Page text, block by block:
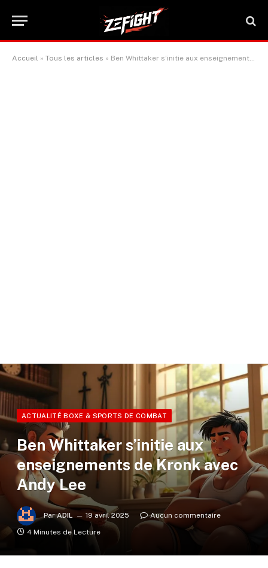
Accueil » Tous les articles » Ben Whittaker s’initie aux enseignements de Kronk avec Andy Lee
ACTUALITÉ BOXE & SPORTS DE COMBAT
Ben Whittaker s’initie aux
enseignements de Kronk avec
Andy Lee
Par ADIL 19 avril 2025
Aucun commentaire
4 Minutes de Lecture